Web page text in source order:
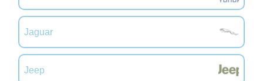
Jaguar
Jeep